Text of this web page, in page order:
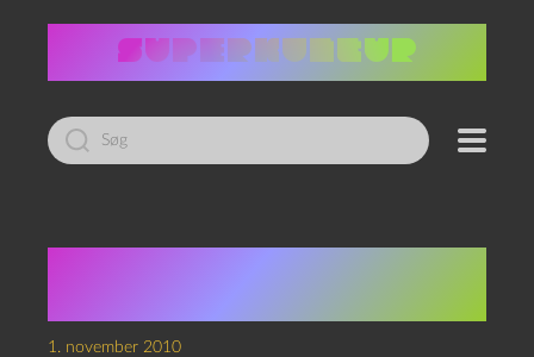
Led
efter:
1. november 2010